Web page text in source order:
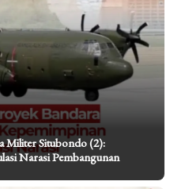
Militer Situbondo (2):
Narasi Pembangunan